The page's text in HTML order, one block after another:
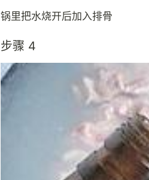
锅里把水烧开后加入排骨
步骤 4